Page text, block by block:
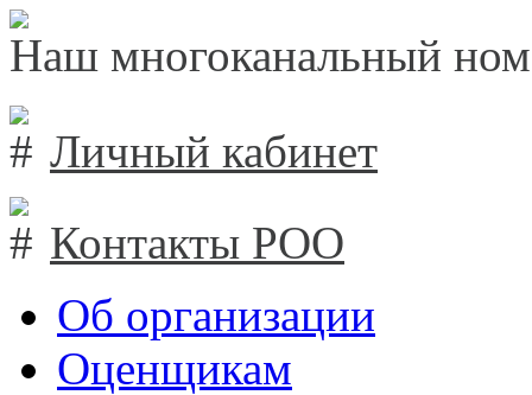
Наш многоканальный
Личный кабинет
Контакты РОО
Об организации
Оценщикам